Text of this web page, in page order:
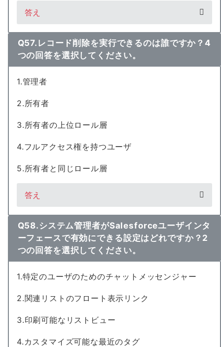
答え
Q57.レコード削除を実行できるのは誰ですか？4
つの回答を選択してください。
1.管理者
2.所有者
3.所有者の上位ロール層
4.フルアクセス権を持つユーザ
5.所有者と同じロール層
答え
Q58.システム管理者がSalesforceユーザインタ
ーフェースで有効にできる設定はどれですか？2
つの回答を選択してください。
1.特定のユーザのためのチャットメッセンジャー
2.関連リストのフロート表示リンク
3.印刷可能なリストビュー
4.カスタマイズ可能な最近のタグ